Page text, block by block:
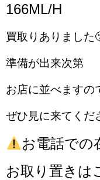
166ML/H
買取りありました
準備が出来次第
お店に並べますの
ぜひ見に来てくだ
お電話での
お取り置きは